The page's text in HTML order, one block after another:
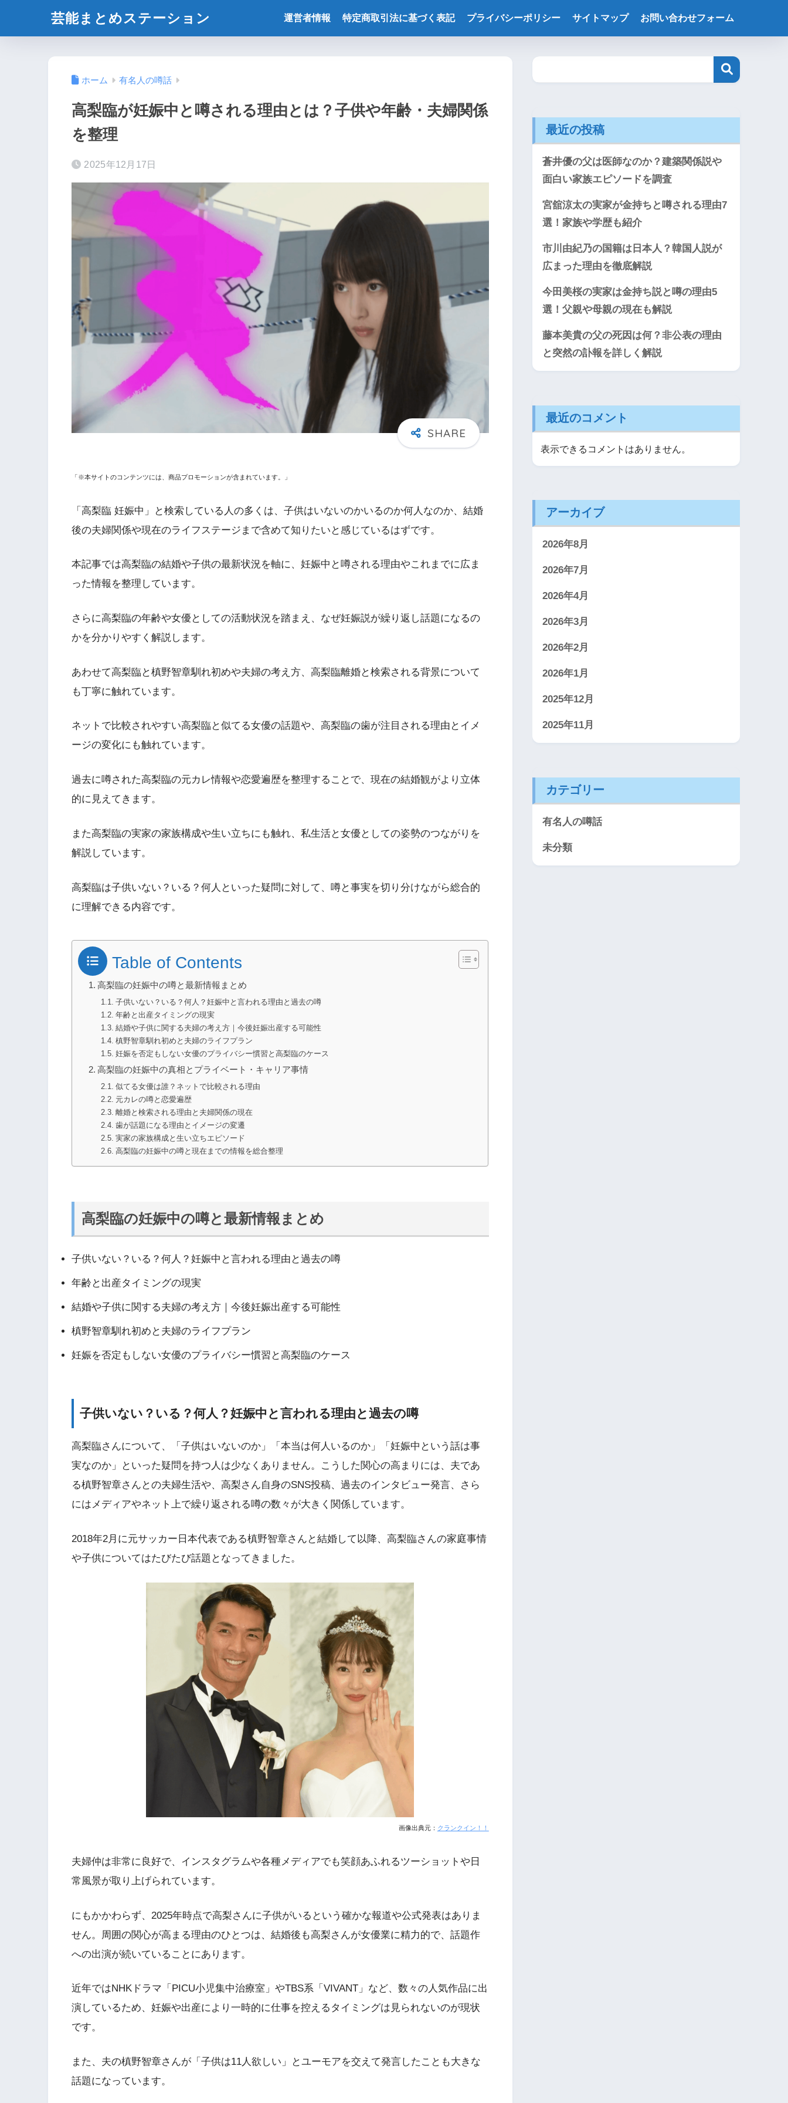
芸能まとめステーション 運営者情報 特定商取引法に基づく表記 プライバシーポリシー サイトマップ お問い合わせフォーム
ホーム 有名人の噂話
高梨臨が妊娠中と噂される理由とは？子供や年齢・夫婦関係
を整理
2025年12月17日
「※本サイトのコンテンツには、商品プロモーションが含まれています。」
「高梨臨 妊娠中」と検索している人の多くは、子供はいないのかいるのか何人なのか、結婚
後の夫婦関係や現在のライフステージまで含めて知りたいと感じているはずです。
本記事では高梨臨の結婚や子供の最新状況を軸に、妊娠中と噂される理由やこれまでに広ま
った情報を整理しています。
さらに高梨臨の年齢や女優としての活動状況を踏まえ、なぜ妊娠説が繰り返し話題になるの
かを分かりやすく解説します。
あわせて高梨臨と槙野智章馴れ初めや夫婦の考え方、高梨臨離婚と検索される背景について
も丁寧に触れています。
ネットで比較されやすい高梨臨と似てる女優の話題や、高梨臨の歯が注目される理由とイメ
ージの変化にも触れています。
過去に噂された高梨臨の元カレ情報や恋愛遍歴を整理することで、現在の結婚観がより立体
的に見えてきます。
また高梨臨の実家の家族構成や生い立ちにも触れ、私生活と女優としての姿勢のつながりを
解説しています。
高梨臨は子供いない？いる？何人といった疑問に対して、噂と事実を切り分けながら総合的
に理解できる内容です。
Table of Contents
高梨臨の妊娠中の噂と最新情報まとめ
子供いない？いる？何人？妊娠中と言われる理由と過去の噂
年齢と出産タイミングの現実
結婚や子供に関する夫婦の考え方｜今後妊娠出産する可能性
槙野智章馴れ初めと夫婦のライフプラン
妊娠を否定もしない女優のプライバシー慣習と高梨臨のケース
高梨臨の妊娠中の真相とプライベート・キャリア事情
似てる女優は誰？ネットで比較される理由
元カレの噂と恋愛遍歴
離婚と検索される理由と夫婦関係の現在
歯が話題になる理由とイメージの変遷
実家の家族構成と生い立ちエピソード
高梨臨の妊娠中の噂と現在までの情報を総合整理
高梨臨の妊娠中の噂と最新情報まとめ
子供いない？いる？何人？妊娠中と言われる理由と過去の噂
年齢と出産タイミングの現実
結婚や子供に関する夫婦の考え方｜今後妊娠出産する可能性
槙野智章馴れ初めと夫婦のライフプラン
妊娠を否定もしない女優のプライバシー慣習と高梨臨のケース
子供いない？いる？何人？妊娠中と言われる理由と過去の噂
高梨臨さんについて、「子供はいないのか」「本当は何人いるのか」「妊娠中という話は事
実なのか」といった疑問を持つ人は少なくありません。こうした関心の高まりには、夫であ
る槙野智章さんとの夫婦生活や、高梨さん自身のSNS投稿、過去のインタビュー発言、さら
にはメディアやネット上で繰り返される噂の数々が大きく関係しています。
2018年2月に元サッカー日本代表である槙野智章さんと結婚して以降、高梨臨さんの家庭事情
や子供についてはたびたび話題となってきました。
画像出典元： クランクイン！！
夫婦仲は非常に良好で、インスタグラムや各種メディアでも笑顔あふれるツーショットや日
常風景が取り上げられています。
にもかかわらず、2025年時点で高梨さんに子供がいるという確かな報道や公式発表はありま
せん。周囲の関心が高まる理由のひとつは、結婚後も高梨さんが女優業に精力的で、話題作
への出演が続いていることにあります。
近年ではNHKドラマ「PICU小児集中治療室」やTBS系「VIVANT」など、数々の人気作品に出
演しているため、妊娠や出産により一時的に仕事を控えるタイミングは見られないのが現状
です。
また、夫の槙野智章さんが「子供は11人欲しい」とユーモアを交えて発言したことも大きな
話題になっています。
最近の投稿
蒼井優の父は医師なのか？建築関係説や
面白い家族エピソードを調査
宮舘涼太の実家が金持ちと噂される理由7
選！家族や学歴も紹介
市川由紀乃の国籍は日本人？韓国人説が
広まった理由を徹底解説
今田美桜の実家は金持ち説と噂の理由5
選！父親や母親の現在も解説
藤本美貴の父の死因は何？非公表の理由
と突然の訃報を詳しく解説
最近のコメント
表示できるコメントはありません。
アーカイブ
2026年8月
2026年7月
2026年4月
2026年3月
2026年2月
2026年1月
2025年12月
2025年11月
カテゴリー
有名人の噂話
未分類